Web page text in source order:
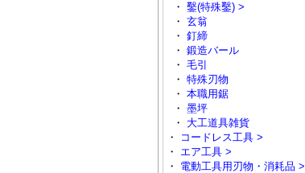
・ 鑿(特殊鑿) >
・ 玄翁
・ 釘締
・ 鍛造バール
・ 毛引
・ 特殊刃物
・ 本職用鋸
・ 墨坪
・ 大工道具雑貨
・
コードレス工具 >
・ エア工具 >
・ 電動工具用刃物・消耗品 >